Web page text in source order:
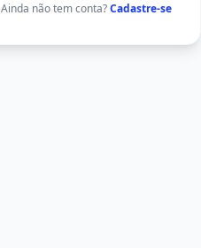
Ainda não tem conta?Cadastre-se